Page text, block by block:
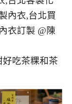
好吃茶粿和茶